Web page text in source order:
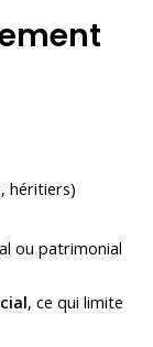
héritiers)
ou patrimonial
, ce qui limite